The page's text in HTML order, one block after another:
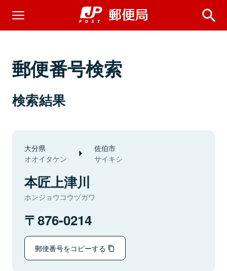
郵便番号検索
検索結果
大分県
オオイタケン
佐伯市
サイキシ
本匠上津川
ホンジョウコウヅガワ
876-0214
郵便番号をコピーする